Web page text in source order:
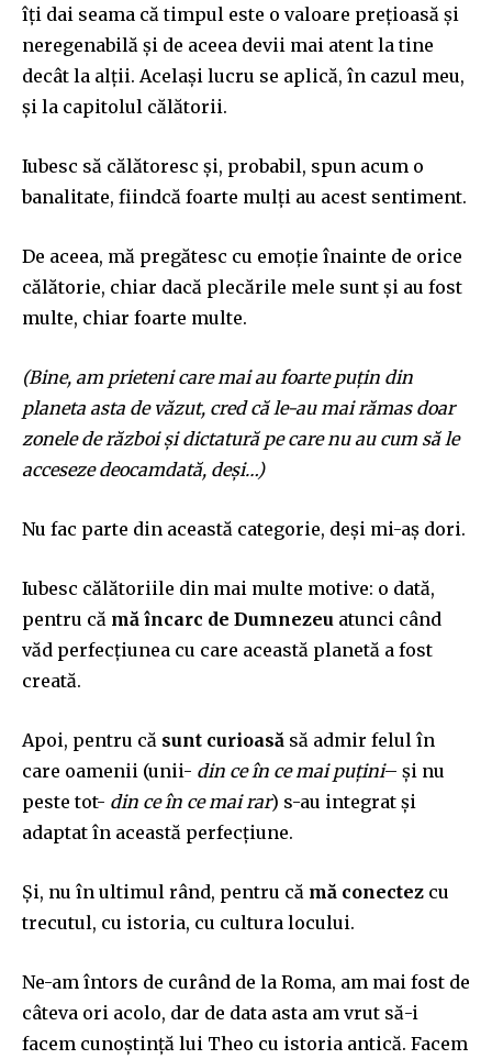
îți dai seama că timpul este o valoare prețioasă și
neregenabilă și de aceea devii mai atent la tine
decât la alții. Același lucru se aplică, în cazul meu,
și la capitolul călătorii.
Iubesc să călătoresc și, probabil, spun acum o
banalitate, fiindcă foarte mulți au acest sentiment.
De aceea, mă pregătesc cu emoție înainte de orice
călătorie, chiar dacă plecările mele sunt și au fost
multe, chiar foarte multe.
(Bine, am prieteni care mai au foarte puțin din
planeta asta de văzut, cred că le-au mai rămas doar
zonele de război și dictatură pe care nu au cum să le
acceseze deocamdată, deși…)
Nu fac parte din această categorie, deși mi-aș dori.
Iubesc călătoriile din mai multe motive: o dată,
pentru că mă încarc de Dumnezeu atunci când
văd perfecțiunea cu care această planetă a fost
creată.
Apoi, pentru că sunt curioasă să admir felul în
care oamenii (unii- din ce în ce maipuțini– și nu
peste tot- din ce în ce mai rar) s-au integrat și
adaptat în această perfecțiune.
Și, nu în ultimul rând, pentru că mă conectez cu
trecutul, cu istoria, cu cultura locului.
Ne-am întors de curând de la Roma, am mai fost de
câteva ori acolo, dar de data asta am vrut să-i
facem cunoștință lui Theo cu istoria antică. Facem